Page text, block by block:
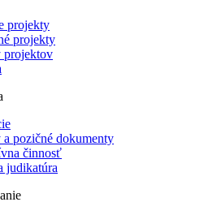
projekty
projekty
projektov
pozičné dokumenty
činnosť
judikatúra